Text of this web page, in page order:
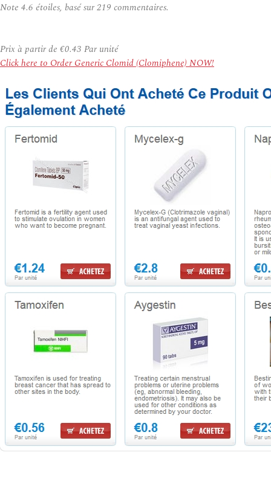
Note 4.6 étoiles, basé sur219 commentaires.
Prix à partir de €0.43 Par unité
Click here to Order Generic Clomid (Clomiphene) NOW!